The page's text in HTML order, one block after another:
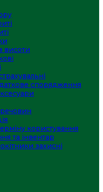
висоти
спорядження
речовин
користування
та інвентар
захисні